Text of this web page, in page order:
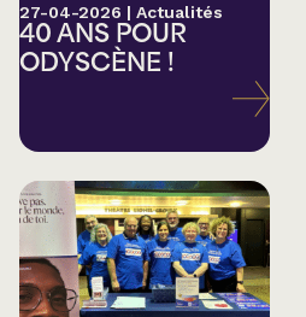
27-04-2026 | Actualités
40 ANS POUR
ODYSCÈNE !